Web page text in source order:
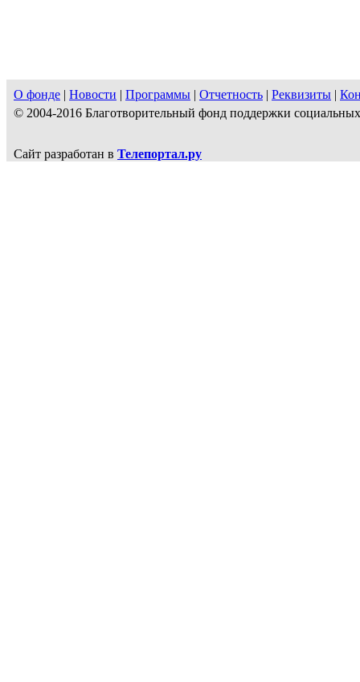
О фонде | Новости | Программы | Отчетность | Реквизиты |
© 2004-2016 Благотворительный фонд поддержки
Сайт разработан в Телепортал.ру